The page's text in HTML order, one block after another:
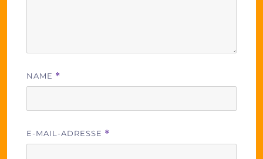
NAME *
E-MAIL-ADRESSE *